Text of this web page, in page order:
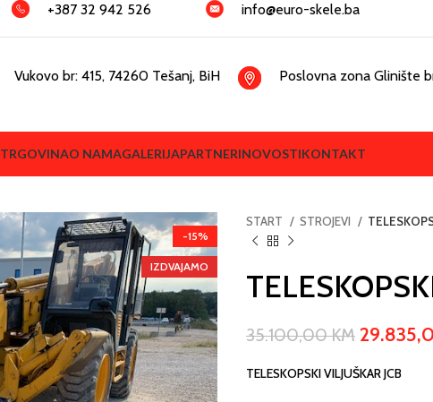
+387 32 942 526 info@euro-skele.ba
Vukovo br: 415, 74260 Tešanj, BiH Poslovna zona Glinište
TRGOVINAO NAMAGALERIJAPARTNERINOVOSTIKONTAKT
-15%
IZDVAJAMO
START STROJEVI
35.100,00KM
TELESKOPSKI VILJUŠKAR JCB